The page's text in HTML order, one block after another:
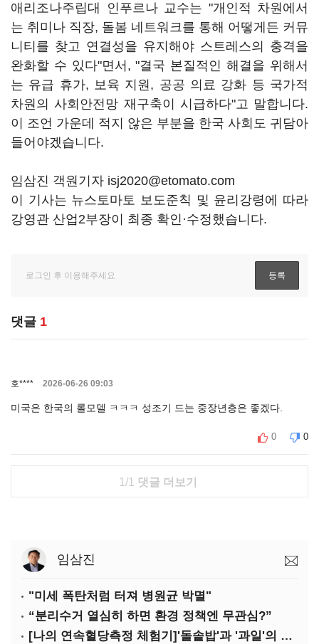
애리조나주립대 인푸르나 교수는 "개인적 차원에서
는 취미나 직장, 돌봄 네트워크를 통해 어떻게든 커뮤
니티를 찾고 연결성을 유지해야 스트레스의 충격을
완화할 수 있다"면서, "결국 본질적인 해결을 위해서
는 유급 휴가, 보육 지원, 공공 의료 강화 등 국가적
차원의 사회안전망 재구축이 시급하다"고 말합니다.
이 조언 가운데 적지 않은 부분을 한국 사회도 귀담아
들어야겠습니다.
임삼진 객원기자 isj2020@etomato.com
이 기사는 뉴스토마토 보도준칙 및 윤리강령에 따라
강영관 산업2부장이 최종 확인·수정했습니다.
댓글 1
호**** 2026-06-26 09:03
미국은 한국의 롤모델 ㅋㅋㅋ 성조기 드는 중장년층은 좋겠다.
0 0
1/1 댓글 더보기
임삼진
"미세 폭탄처럼 터져 병원균 박멸"
“분리수거 열심히 하면 환경 정책엔 무관심?”
[나의 연속혈당측정 체험기]'돌솥밥'과 '과일'의 놀라운 배신